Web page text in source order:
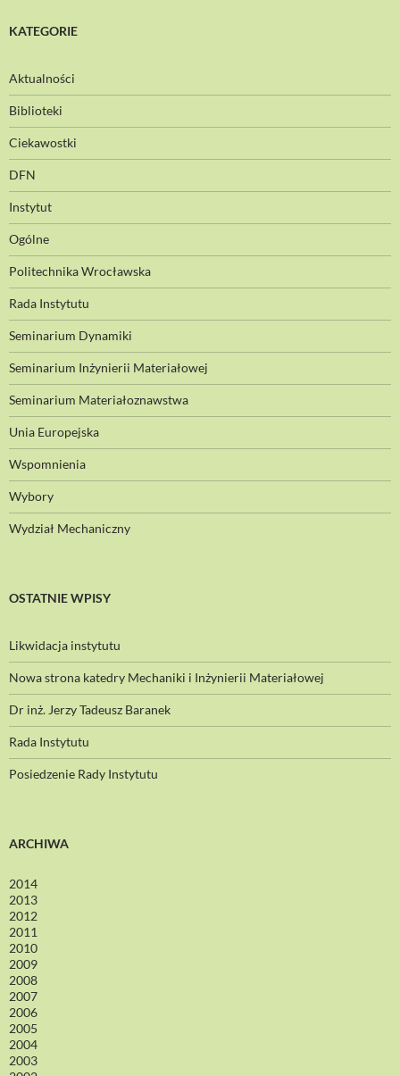
KATEGORIE
Aktualności
Biblioteki
Ciekawostki
DFN
Instytut
Ogólne
Politechnika Wrocławska
Rada Instytutu
Seminarium Dynamiki
Seminarium Inżynierii Materiałowej
Seminarium Materiałoznawstwa
Unia Europejska
Wspomnienia
Wybory
Wydział Mechaniczny
OSTATNIE WPISY
Likwidacja instytutu
Nowa strona katedry Mechaniki i Inżynierii Materiałowej
Dr inż. Jerzy Tadeusz Baranek
Rada Instytutu
Posiedzenie Rady Instytutu
ARCHIWA
2014
2013
2012
2011
2010
2009
2008
2007
2006
2005
2004
2003